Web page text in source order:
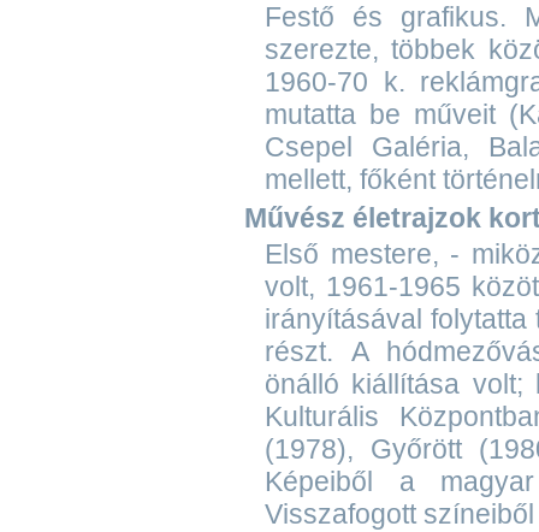
Festő és grafikus.
szerezte, többek
1960-70 k.
mutatta be műveit
Csepel Galéria,
mellett, főként
Művész életrajzok
Első mestere, -
volt, 1961-1965
irányításával
részt. A
önálló kiállítása volt;
Kulturális
(1978), Győrött
Képeiből a
Visszafogott